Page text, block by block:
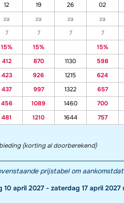
12 19 26 02
za za za za
7 7 7 7
15%
15% 15%
412
870 1130 598
423
926 1215 624
437
997 1322 657
456
1089 1460 700
481
1210 1644 757
(korting al doorberekend)
prijstabel om
10 april 2027 - zaterdag 17 april 2027